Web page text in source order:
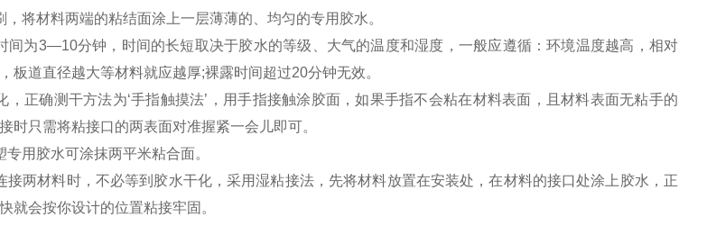
将材料两端的粘结面涂上一层薄薄的、均匀的专用胶水。
间为3—10分钟，时间的长短取决于胶水的等级、大气的温度和湿度，一般应遵循：环境温度越高，相对
板道直径越大等材料就应越厚;裸露时间超过20分钟无效。
，正确测干方法为‘手指触摸法’，用手指接触涂胶面，如果手指不会粘在材料表面，且材料表面无粘手的
时只需将粘接口的两表面对准握紧一会儿即可。
用胶水可涂抹两平米粘合面。
接两材料时，不必等到胶水干化，采用湿粘接法，先将材料放置在安装处，在材料的接口处涂上胶水，正
就会按你设计的位置粘接牢固。